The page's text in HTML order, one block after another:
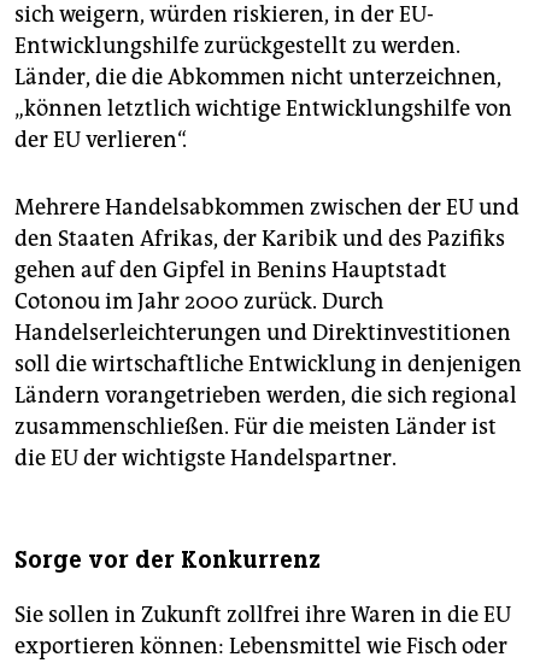
sich weigern, würden riskieren, in der EU-
Entwicklungshilfe zurückgestellt zu werden.
Länder, die die Abkommen nicht unterzeichnen,
„können letztlich wichtige Entwicklungshilfe von
der EU verlieren“.
Mehrere Handelsabkommen zwischen der EU und
den Staaten Afrikas, der Karibik und des Pazifiks
gehen auf den Gipfel in Benins Hauptstadt
Cotonou im Jahr 2000 zurück. Durch
Handelserleichterungen und Direktinvestitionen
soll die wirtschaftliche Entwicklung in denjenigen
Ländern vorangetrieben werden, die sich regional
zusammenschließen. Für die meisten Länder ist
die EU der wichtigste Handelspartner.
Sorge vor der Konkurrenz
Sie sollen in Zukunft zollfrei ihre Waren in die EU
exportieren können: Lebensmittel wie Fisch oder